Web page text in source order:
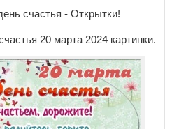
счастья - Открытки!
20 марта 2024 картинки.